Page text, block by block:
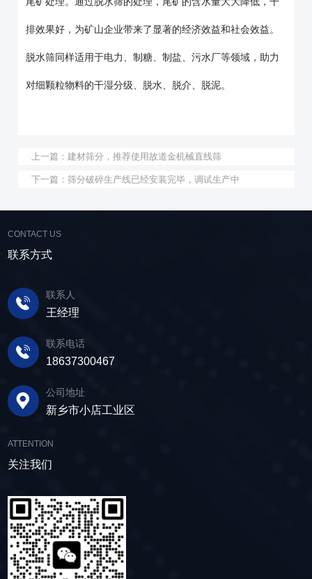
排效果好，为矿山企业带来了显著的经济效益和社会效益。
脱水筛同样适用于电力、制糖、制盐、污水厂等领域，助力
对细颗粒物料的干湿分级、脱水、脱介、脱泥。
上一篇： 建材筛分，推荐使用故道金机械直线筛
下一篇： 筛分破碎生产线已经安装完毕，调试生产中
CONTACT US
联系方式
联系人
王经理
联系电话
18637300467
公司地址
新乡市小店工业区
ATTENTION
关注我们